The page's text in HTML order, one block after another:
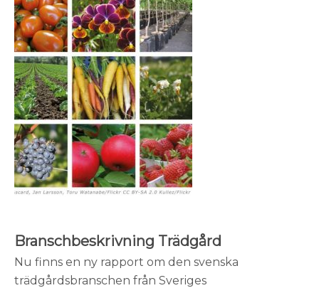
Branschbeskrivning Trädgård
Nu finns en ny rapport om den svenska
trädgårdsbranschen från Sveriges